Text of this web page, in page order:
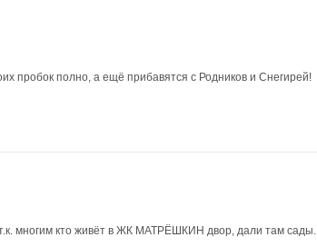
пробок полно, а ещё прибавятся с Родников и Снегирей!
многим кто живёт в ЖК МАТРЁШКИН двор, дали там сады.